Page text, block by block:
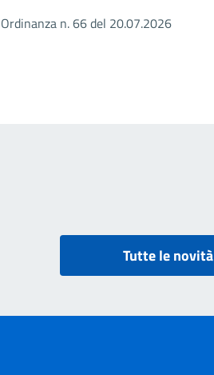
Ordinanza n. 66 del 20.07.2026
Tutte le novità